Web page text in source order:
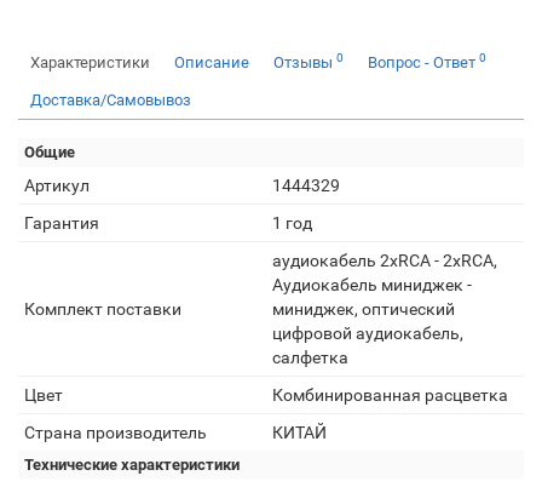
Характеристики Описание Отзывы 0 Вопрос - Ответ 0
Доставка/Самовывоз
Общие
Артикул
1444329
Гарантия
1 год
Комплект поставки
аудиокабель 2xRCA - 2xRCA,
Аудиокабель миниджек -
миниджек, оптический
цифровой аудиокабель,
салфетка
Цвет
Комбинированная расцветка
Страна производитель
КИТАЙ
Технические характеристики